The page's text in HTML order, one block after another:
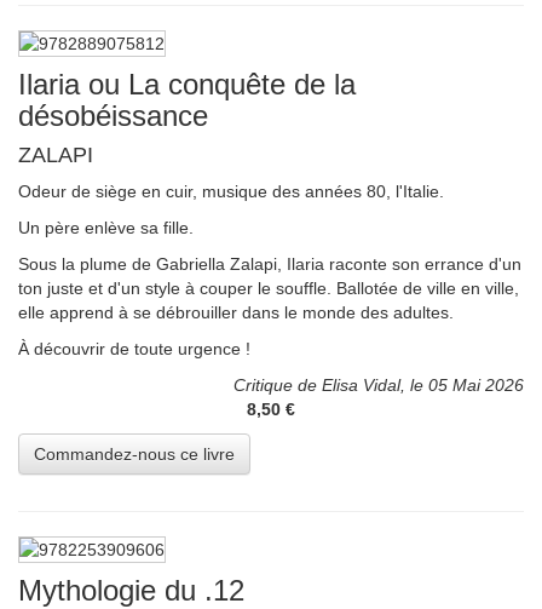
Ilaria ou La conquête de la
désobéissance
ZALAPI
Odeur de siège en cuir, musique des années 80, l'Italie.
Un père enlève sa fille.
Sous la plume de Gabriella Zalapi, Ilaria raconte son errance d'un
ton juste et d'un style à couper le souffle. Ballotée de ville en ville,
elle apprend à se débrouiller dans le monde des adultes.
À découvrir de toute urgence !
Critique de Elisa Vidal, le 05 Mai 2026
8,50 €
Mythologie du .12